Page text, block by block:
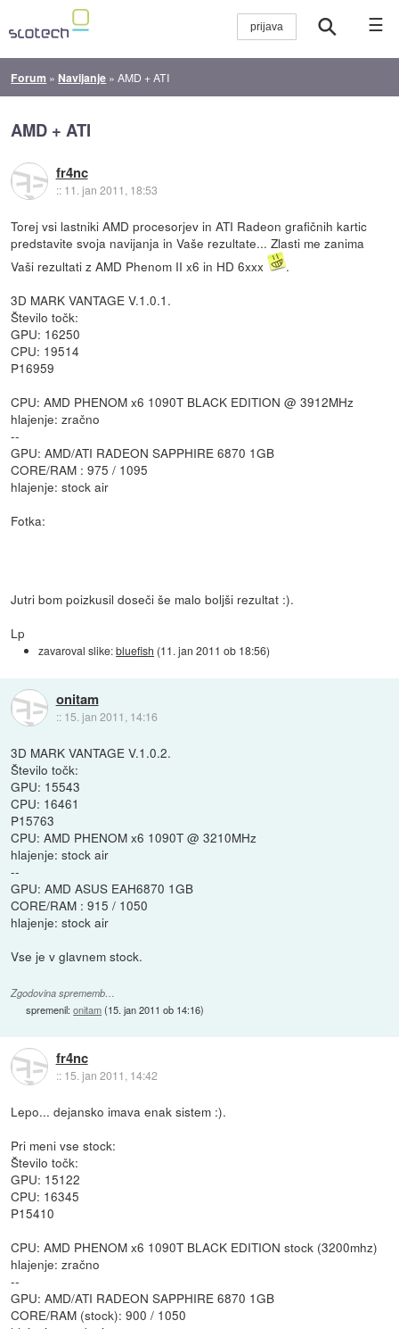
☰
Forum » Navijanje »AMD + ATI
AMD + ATI
fr4nc
:: 11. jan 2011, 18:53
Torej vsi lastniki AMD procesorjev in ATI Radeon grafičnih kartic
predstavite svoja navijanja in Vaše rezultate... Zlasti me zanima
Vaši rezultati z AMD Phenom II x6 in HD 6xxx
.
3D MARK VANTAGE V.1.0.1.
Število točk:
GPU: 16250
CPU: 19514
P16959
CPU: AMD PHENOM x6 1090T BLACK EDITION @ 3912MHz
hlajenje: zračno
--
GPU: AMD/ATI RADEON SAPPHIRE 6870 1GB
CORE/RAM : 975 / 1095
hlajenje: stock air
Fotka:
Jutri bom poizkusil doseči še malo boljši rezultat :).
Lp
zavaroval slike:bluefish (11. jan 2011 ob 18:56)
onitam
:: 15. jan 2011, 14:16
3D MARK VANTAGE V.1.0.2.
Število točk:
GPU: 15543
CPU: 16461
P15763
CPU: AMD PHENOM x6 1090T @ 3210MHz
hlajenje: stock air
--
GPU: AMD ASUS EAH6870 1GB
CORE/RAM : 915 / 1050
hlajenje: stock air
Vse je v glavnem stock.
Zgodovina sprememb…
spremenil:onitam(15. jan 2011 ob 14:16)
fr4nc
:: 15. jan 2011, 14:42
Lepo... dejansko imava enak sistem :).
Pri meni vse stock:
Število točk:
GPU: 15122
CPU: 16345
P15410
CPU: AMD PHENOM x6 1090T BLACK EDITION stock (3200mhz)
hlajenje: zračno
--
GPU: AMD/ATI RADEON SAPPHIRE 6870 1GB
CORE/RAM (stock): 900 / 1050